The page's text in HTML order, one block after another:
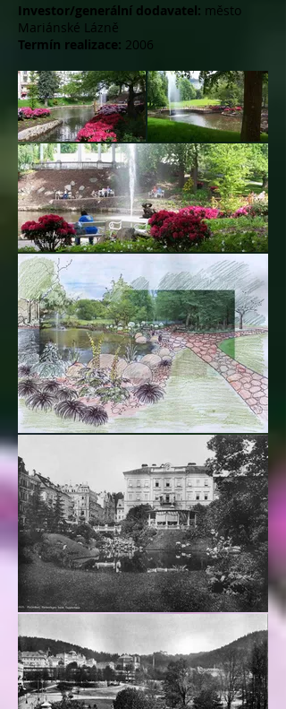
Investor/generální dodavatel: město
Mariánské Lázně
Termín realizace: 2006